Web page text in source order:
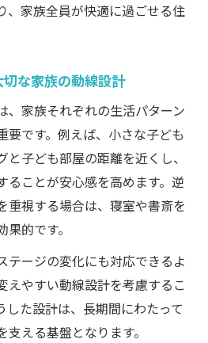
、家族全員が快適に過ごせる住
な家族の動線設計
、家族それぞれの生活パターン
要です。例えば、小さな子ども
子ども部屋の距離を近くし、
ることが安心感を高めます。逆
重視する場合は、寝室や書斎を
的です。
テージの変化にも対応できるよ
えやすい動線設計を考慮するこ
した設計は、長期間にわたって
える基盤となります。